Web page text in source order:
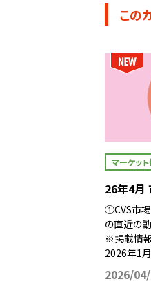
この
マーケッ
26年4月
①CVS市場
の直近の
※掲載情報
2026年1
2026/